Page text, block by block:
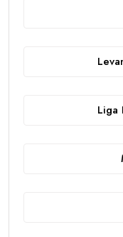
Liga